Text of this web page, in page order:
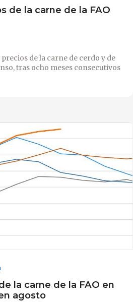
de la carne de la FAO
de la carne de cerdo y de
tras ocho meses consecutivos
la carne de la FAO en
agosto